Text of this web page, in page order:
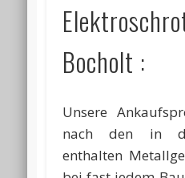
Bocholt :
Unsere
nach den in
enthalten